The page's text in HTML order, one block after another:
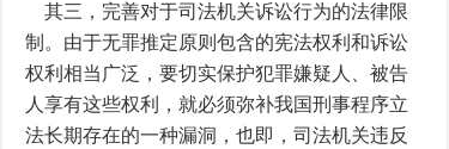
其三，完善对于司法机关诉讼行为的法律限
制。由于无罪推定原则包含的宪法权利和诉讼
权利相当广泛，要切实保护犯罪嫌疑人、被告
人享有这些权利，就必须弥补我国刑事程序立
法长期存在的一种漏洞，也即，司法机关违反